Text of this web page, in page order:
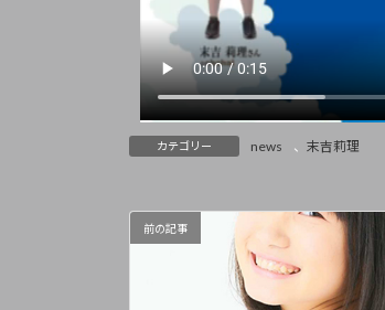
カテゴリー news 、 末吉莉理
前の記事